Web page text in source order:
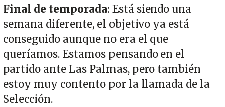
Final de temporada: Está siendo una
semana diferente, el objetivo ya está
conseguido aunque no era el que
queríamos. Estamos pensando en el
partido ante Las Palmas, pero también
estoy muy contento por la llamada de la
Selección.